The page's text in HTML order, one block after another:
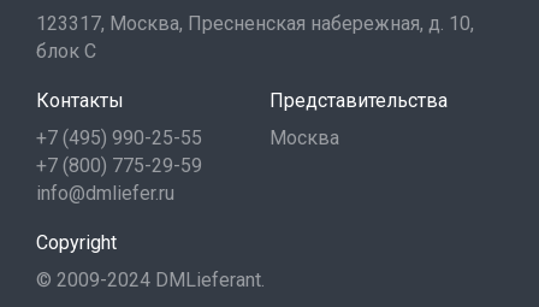
123317, Москва, Пресненская набережная, д. 10,
блок С
Контакты
+7 (495) 990-25-55
+7 (800) 775-29-59
info@dmliefer.ru
Представительства
Москва
Copyright
© 2009-2024 DMLieferant.